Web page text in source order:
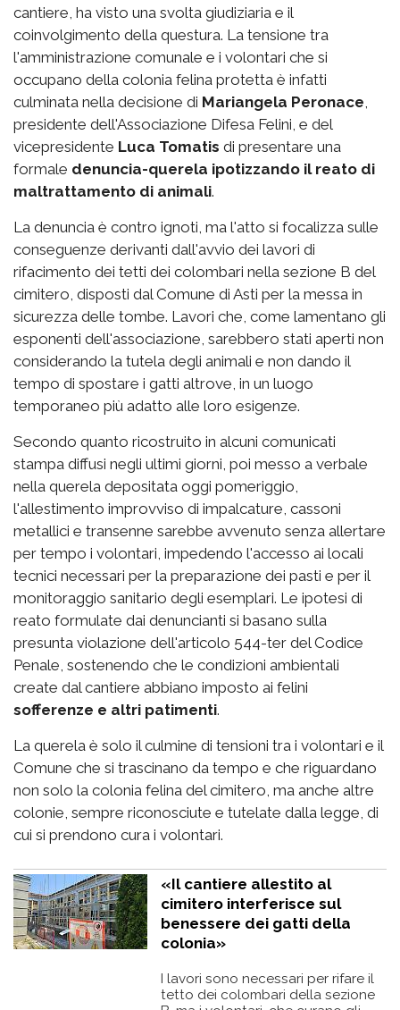
cantiere, ha visto una svolta giudiziaria e il
coinvolgimento della questura. La tensione tra
l'amministrazione comunale e i volontari che si
occupano della colonia felina protetta è infatti
culminata nella decisione di Mariangela Peronace
presidente dell'Associazione Difesa Felini, e del
vicepresidente Luca Tomatis di presentare una
formale denuncia-querela ipotizzando il reato di
maltrattamento di animali.
La denuncia è contro ignoti, ma l'atto si focalizza sulle
conseguenze derivanti dall'avvio dei lavori di
rifacimento dei tetti dei colombari nella sezione B del
cimitero, disposti dal Comune di Asti per la messa in
sicurezza delle tombe. Lavori che, come lamentano gli
esponenti dell'associazione, sarebbero stati aperti non
considerando la tutela degli animali e non dando il
tempo di spostare i gatti altrove, in un luogo
temporaneo più adatto alle loro esigenze.
Secondo quanto ricostruito in alcuni comunicati
stampa diffusi negli ultimi giorni, poi messo a verbale
nella querela depositata oggi pomeriggio,
l'allestimento improvviso di impalcature, cassoni
metallici e transenne sarebbe avvenuto senza allertare
per tempo i volontari, impedendo l'accesso ai locali
tecnici necessari per la preparazione dei pasti e per il
monitoraggio sanitario degli esemplari. Le ipotesi di
reato formulate dai denuncianti si basano sulla
presunta violazione dell'articolo 544-ter del Codice
Penale, sostenendo che le condizioni ambientali
create dal cantiere abbiano imposto ai felini
sofferenze e altri patimenti.
La querela è solo il culmine di tensioni tra i volontari e il
Comune che si trascinano da tempo e che riguardano
non solo la colonia felina del cimitero, ma anche altre
colonie, sempre riconosciute e tutelate dalla legge, di
cui si prendono cura i volontari.
«Il cantiere allestito al
cimitero interferisce sul
benessere dei gatti della
colonia»
I lavori sono necessari per rifare il
tetto dei colombari della sezione